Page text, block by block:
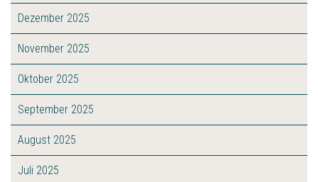
Dezember 2025
November 2025
Oktober 2025
September 2025
August 2025
Juli 2025